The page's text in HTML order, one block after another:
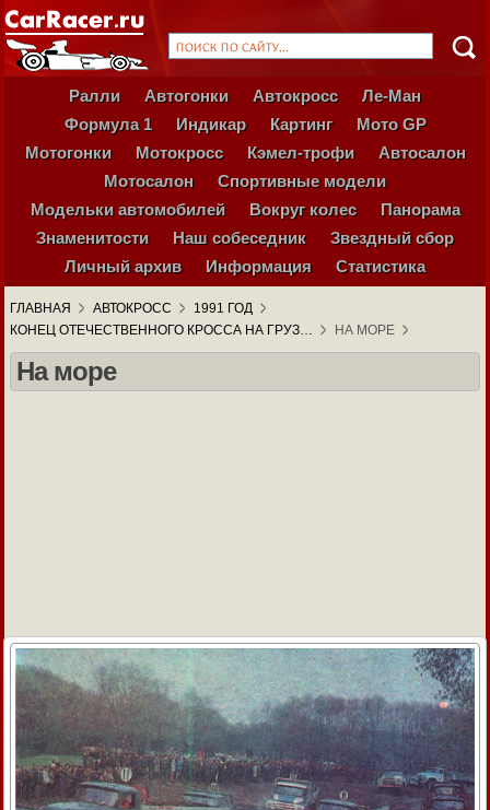
Ралли Автогонки Автокросс
Ле-Ман
Формула 1
Индикар Картинг
Мото GP
Мотогонки
Мотокросс Кэмел-трофи
Автосалон
Мотосалон
Спортивные модели
Модельки автомобилей
Вокруг колес
Панорама
Знаменитости
Наш собеседник
Звездный сбор
Личный архив
Информация Статистика
ГЛАВНАЯ АВТОКРОСС
1991 ГОД
КОНЕЦ ОТЕЧЕСТВЕННОГО КРОССА НА ГРУЗ…
НА МОРЕ
На море